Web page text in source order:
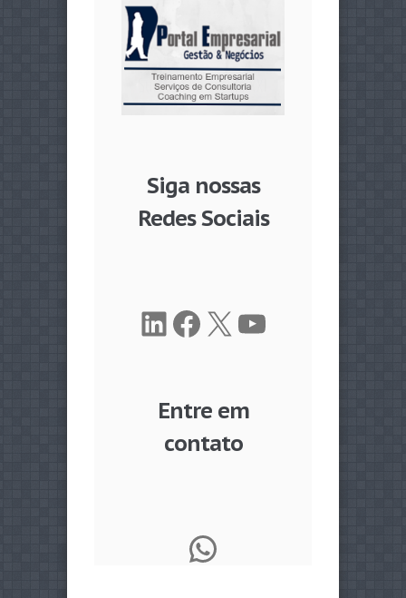
Siga nossas
Redes Sociais
LinkedIn
Facebook
X Youtube
Entre em
contato
WhatsApp